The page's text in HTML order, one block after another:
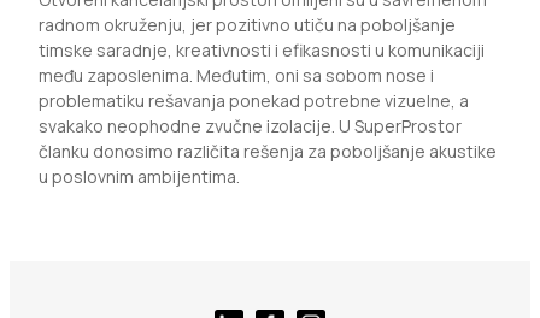
radnom okruženju, jer pozitivno utiču na poboljšanje
timske saradnje, kreativnosti i efikasnosti u komunikaciji
među zaposlenima. Međutim, oni sa sobom nose i
problematiku rešavanja ponekad potrebne vizuelne, a
svakako neophodne zvučne izolacije. U SuperProstor
članku donosimo različita rešenja za poboljšanje akustike
u poslovnim ambijentima.